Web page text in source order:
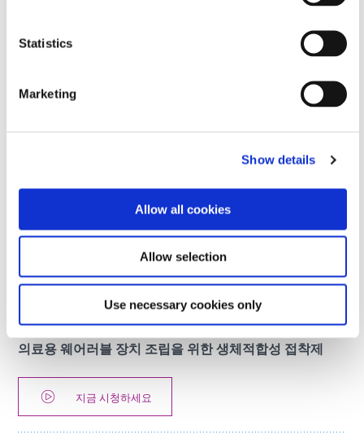
Statistics
Marketing
Show details
Allow all cookies
Allow selection
Use necessary cookies only
VIDEO
표면 보호를 위한 SpeedMask 마스크의 장점
지금 시청하세요
VIDEO
의료용 웨어러블 장치 조립을 위한 생체적합성 접착제
지금 시청하세요